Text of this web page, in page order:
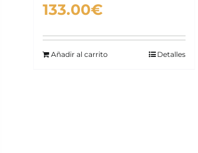
133.00€
Añadir al carrito Detalles